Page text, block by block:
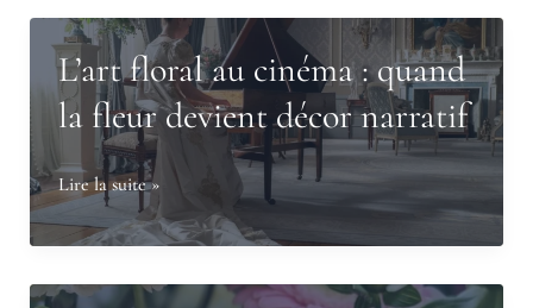
d’une
floral
Designer
L’art floral au cinéma : quand
la fleur devient décor narratif
L’art
floral
au
cinéma
Lire la suite »